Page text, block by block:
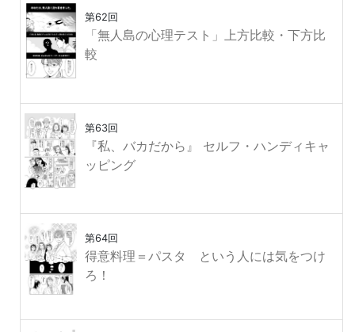
第62回
「無人島の心理テスト」上方比較・下方比
較
第63回
『私、バカだから』 セルフ・ハンディキャ
ッピング
第64回
得意料理＝パスタ という人には気をつけ
ろ！